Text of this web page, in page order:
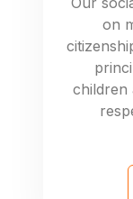
on
children